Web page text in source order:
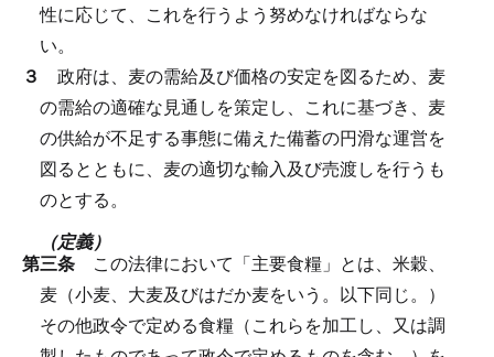
性に応じて、これを行うよう努めなければならな
い。
３ 政府は、麦の需給及び価格の安定を図るため、麦
の需給の適確な見通しを策定し、これに基づき、麦
の供給が不足する事態に備えた備蓄の円滑な運営を
図るとともに、麦の適切な輸入及び売渡しを行うも
のとする。
（定義）
第三条 この法律において「主要食糧」とは、米穀、
麦（小麦、大麦及びはだか麦をいう。以下同じ。）
その他政令で定める食糧（これらを加工し、又は調